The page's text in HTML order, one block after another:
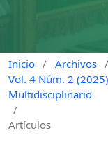
Inicio / Archivos /
Vol. 4 Núm. 2
Multidisciplinario
/
Artículos